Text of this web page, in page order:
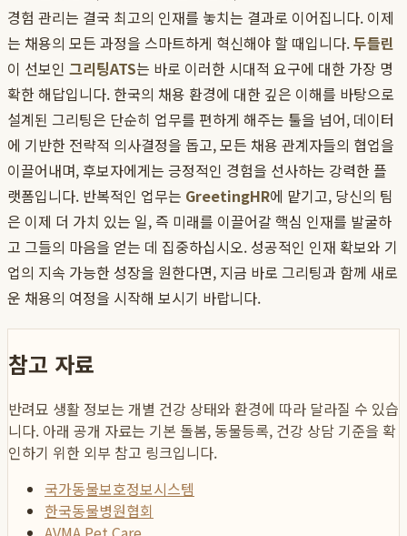
경험 관리는 결국 최고의 인재를 놓치는 결과로 이어집니다. 이제
는 채용의 모든 과정을 스마트하게 혁신해야 할 때입니다.두들린
이 선보인 그리팅ATS는 바로 이러한 시대적 요구에 대한 가장 명
확한 해답입니다. 한국의 채용 환경에 대한 깊은 이해를 바탕으로
설계된 그리팅은 단순히 업무를 편하게 해주는 툴을 넘어, 데이터
에 기반한 전략적 의사결정을 돕고, 모든 채용 관계자들의 협업을
이끌어내며, 후보자에게는 긍정적인 경험을 선사하는 강력한 플
랫폼입니다. 반복적인 업무는 GreetingHR에 맡기고, 당신의 팀
은 이제 더 가치 있는 일, 즉 미래를 이끌어갈 핵심 인재를 발굴하
고 그들의 마음을 얻는 데 집중하십시오. 성공적인 인재 확보와 기
업의 지속 가능한 성장을 원한다면, 지금 바로 그리팅과 함께 새로
운 채용의 여정을 시작해 보시기 바랍니다.
참고 자료
반려묘 생활 정보는 개별 건강 상태와 환경에 따라 달라질 수 있습
니다. 아래 공개 자료는 기본 돌봄, 동물등록, 건강 상담 기준을 확
인하기 위한 외부 참고 링크입니다.
국가동물보호정보시스템
한국동물병원협회